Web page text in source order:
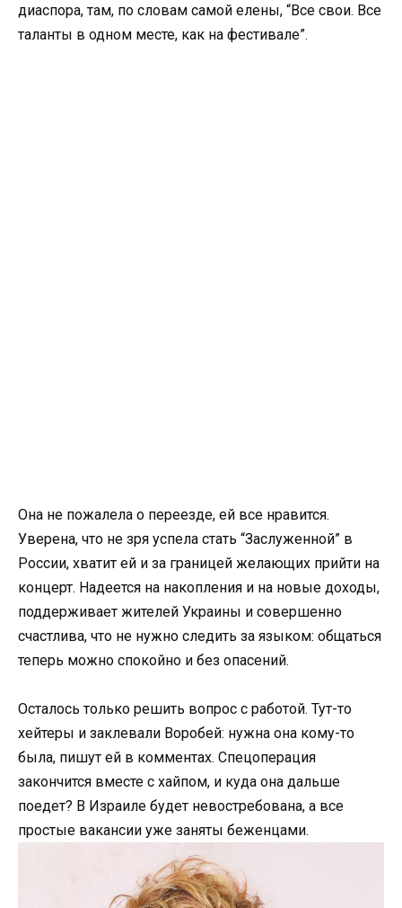
диаспора, там, по словам самой елены, “Все свои. Все
таланты в одном месте, как на фестивале”.
Она не пожалела о переезде, ей все нравится.
Уверена, что не зря успела стать “Заслуженной” в
России, хватит ей и за границей желающих прийти на
концерт. Надеется на накопления и на новые доходы,
поддерживает жителей Украины и совершенно
счастлива, что не нужно следить за языком: общаться
теперь можно спокойно и без опасений.
Осталось только решить вопрос с работой. Тут-то
хейтеры и заклевали Воробей: нужна она кому-то
была, пишут ей в комментах. Спецоперация
закончится вместе с хайпом, и куда она дальше
поедет? В Израиле будет невостребована, а все
простые вакансии уже заняты беженцами.